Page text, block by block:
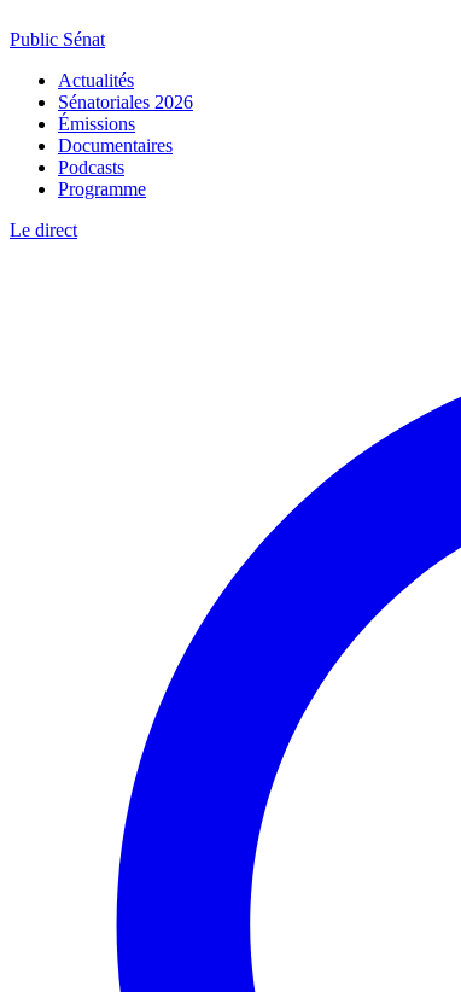
Public Sénat
Actualités
Sénatoriales 2026
Émissions
Documentaires
Podcasts
Programme
Le direct